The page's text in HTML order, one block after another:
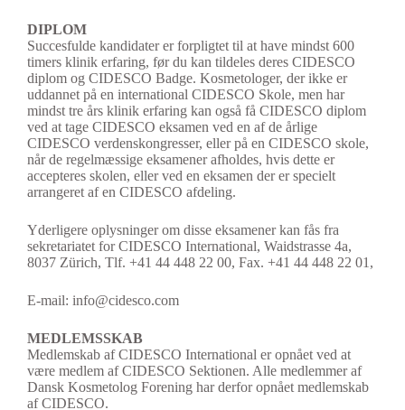
DIPLOM
Succesfulde kandidater er forpligtet til at have mindst 600
timers klinik erfaring, før du kan tildeles deres CIDESCO
diplom og CIDESCO Badge. Kosmetologer, der ikke er
uddannet på en international CIDESCO Skole, men har
mindst tre års klinik erfaring kan også få CIDESCO diplom
ved at tage CIDESCO eksamen ved en af de årlige
CIDESCO verdenskongresser, eller på en CIDESCO skole,
når de regelmæssige eksamener afholdes, hvis dette er
accepteres skolen, eller ved en eksamen der er specielt
arrangeret af en CIDESCO afdeling.
Yderligere oplysninger om disse eksamener kan fås fra
sekretariatet for CIDESCO International, Waidstrasse 4a,
8037 Zürich, Tlf. +41 44 448 22 00, Fax. +41 44 448 22 01,
E-mail: info@cidesco.com
MEDLEMSSKAB
Medlemskab af CIDESCO International er opnået ved at
være medlem af CIDESCO Sektionen. Alle medlemmer af
Dansk Kosmetolog Forening har derfor opnået medlemskab
af CIDESCO.